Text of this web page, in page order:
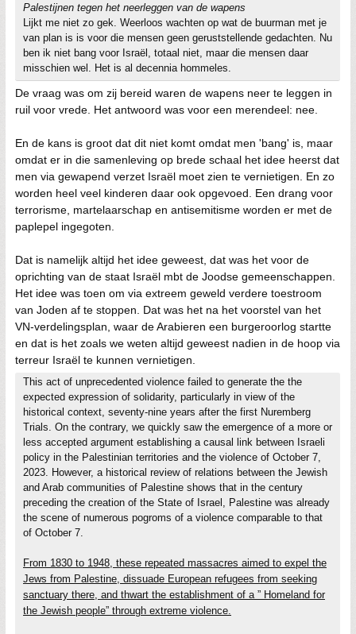
Palestijnen tegen het neerleggen van de wapens
Lijkt me niet zo gek. Weerloos wachten op wat de buurman met je
van plan is is voor die mensen geen geruststellende gedachten. Nu
ben ik niet bang voor Israël, totaal niet, maar die mensen daar
misschien wel. Het is al decennia hommeles.
De vraag was om zij bereid waren de wapens neer te leggen in
ruil voor vrede. Het antwoord was voor een merendeel: nee.
En de kans is groot dat dit niet komt omdat men 'bang' is, maar
omdat er in die samenleving op brede schaal het idee heerst dat
men via gewapend verzet Israël moet zien te vernietigen. En zo
worden heel veel kinderen daar ook opgevoed. Een drang voor
terrorisme, martelaarschap en antisemitisme worden er met de
paplepel ingegoten.
Dat is namelijk altijd het idee geweest, dat was het voor de
oprichting van de staat Israël mbt de Joodse gemeenschappen.
Het idee was toen om via extreem geweld verdere toestroom
van Joden af te stoppen. Dat was het na het voorstel van het
VN-verdelingsplan, waar de Arabieren een burgeroorlog startte
en dat is het zoals we weten altijd geweest nadien in de hoop via
terreur Israël te kunnen vernietigen.
This act of unprecedented violence failed to generate the the
expected expression of solidarity, particularly in view of the
historical context, seventy-nine years after the first Nuremberg
Trials. On the contrary, we quickly saw the emergence of a more or
less accepted argument establishing a causal link between Israeli
policy in the Palestinian territories and the violence of October 7,
2023. However, a historical review of relations between the Jewish
and Arab communities of Palestine shows that in the century
preceding the creation of the State of Israel, Palestine was already
the scene of numerous pogroms of a violence comparable to that
of October 7.
From 1830 to 1948, these repeated massacres aimed to expel the
Jews from Palestine, dissuade European refugees from seeking
sanctuary there, and thwart the establishment of a ” Homeland for
the Jewish people” through extreme violence.